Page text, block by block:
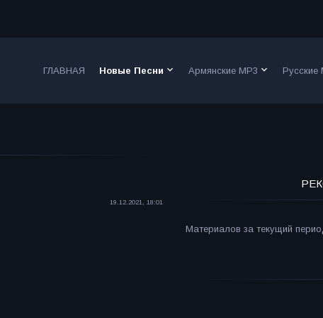
ГЛАВНАЯ Новые Песни keyboard_arrow_down Армянские MP3 keyboard_arrow_down Русские
19.12.2021, 18:01
Материалов за текущий